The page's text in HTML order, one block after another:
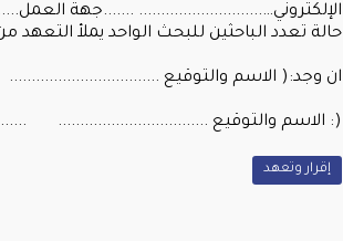
الإلكتروني…............................ .......جهة
حالة تعدد الباحثين للبحث الواحد يملأ
ان وجد:( الاسم والتوقيع
(: الاسم والتوقيع ..................................
إقرار وتعهد